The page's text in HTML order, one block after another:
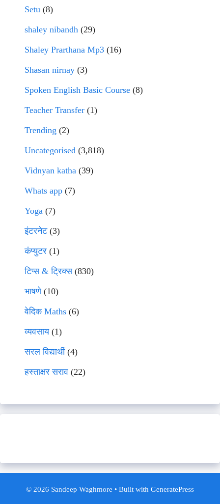
Setu (8)
shaley nibandh (29)
Shaley Prarthana Mp3 (16)
Shasan nirnay (3)
Spoken English Basic Course (8)
Teacher Transfer (1)
Trending (2)
Uncategorised (3,818)
Vidnyan katha (39)
Whats app (7)
Yoga (7)
इंटरनेट(3)
कंप्युटर (1)
टिप्स & ट्रिक्स(830)
भाषणे(10)
वेदिक Maths (6)
व्यवसाय(1)
सरल विद्यार्थी(4)
हस्ताक्षर सराव (22)
© 2026 Sandeep Waghmore • Built with GeneratePress